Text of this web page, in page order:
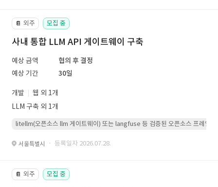
📔 외주 모집 중
사내 통합 LLM API 게이트웨이 구축
예상 금액
협의 후 결정
예상 기간
30일
개발
웹 외 1개
LLM 구축 외 1개
litellm(오픈소스 llm 게이트웨이) 또는 langfuse 등 검증된 오픈소스 프레임워
서울특별시 · 등록일자 2026.07.28.
📔 외주 모집 중